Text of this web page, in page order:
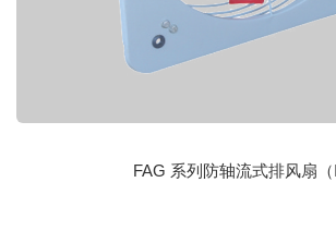
FAG 系列防轴流式排风扇（